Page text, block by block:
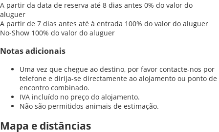
A partir da data de reserva até 8 dias antes 0% do valor do
aluguer
A partir de 7 dias antes até à entrada 100% do valor do aluguer
No-Show 100% do valor do aluguer
Notas adicionais
Uma vez que chegue ao destino, por favor contacte-nos por
telefone e dirija-se directamente ao alojamento ou ponto de
encontro combinado.
IVA incluído no preço do alojamento.
Não são permitidos animais de estimação.
Mapa e distâncias